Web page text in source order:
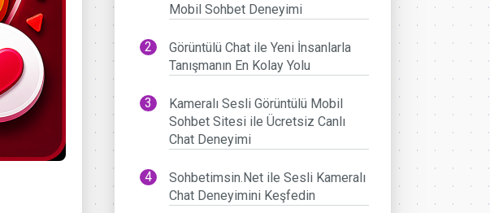
Mobil Sohbet Deneyimi
Görüntülü Chat ile Yeni İnsanlarla
Tanışmanın En Kolay Yolu
Kameralı Sesli Görüntülü Mobil
Sohbet Sitesi ile Ücretsiz Canlı
Chat Deneyimi
Sohbetimsin.Net ile Sesli Kameralı
Chat Deneyimini Keşfedin